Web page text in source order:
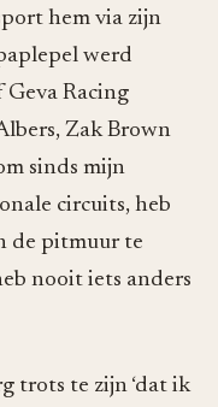
hem via zijn
werd
Racing
Zak Brown
sinds mijn
circuits, heb
de pitmuur te
nooit iets anders
trots te zijn ‘dat ik